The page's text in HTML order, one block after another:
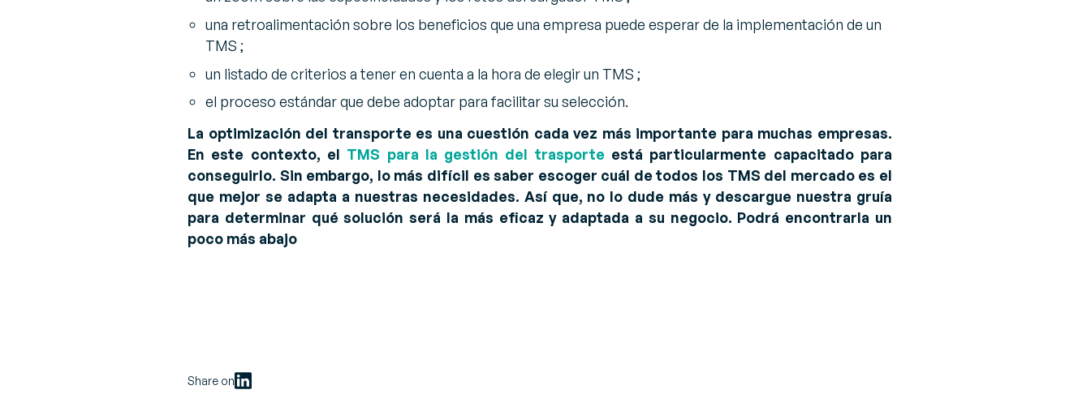
una retroalimentación sobre los beneficios que una empresa puede esperar de la implementación de un
TMS ;
un listado de criterios a tener en cuenta a la hora de elegir un TMS ;
el proceso estándar que debe adoptar para facilitar su selección.
La optimización del transporte es una cuestión cada vez más importante para muchas empresas.
En este contexto, el TMS para la gestión del trasporteestá particularmente capacitado para
conseguirlo. Sin embargo, lo más difícil es saber escoger cuál de todos los TMS del mercado es el
que mejor se adapta a nuestras necesidades. Así que, no lo dude más y descargue nuestra gruía
para determinar qué solución será la más eficaz y adaptada a su negocio. Podrá encontrarla un
poco más abajo
Share on